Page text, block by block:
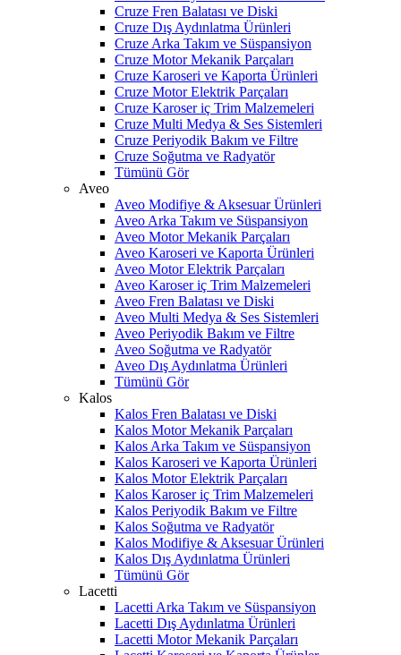
Cruze Fren Balatası ve Diski
Cruze Dış Aydınlatma Ürünleri
Cruze Arka Takım ve Süspansiyon
Cruze Motor Mekanik Parçaları
Cruze Karoseri ve Kaporta Ürünleri
Cruze Motor Elektrik Parçaları
Cruze Karoser iç Trim Malzemeleri
Cruze Multi Medya & Ses Sistemleri
Cruze Periyodik Bakım ve Filtre
Cruze Soğutma ve Radyatör
Tümünü Gör
Aveo
Aveo Modifiye & Aksesuar Ürünleri
Aveo Arka Takım ve Süspansiyon
Aveo Motor Mekanik Parçaları
Aveo Karoseri ve Kaporta Ürünleri
Aveo Motor Elektrik Parçaları
Aveo Karoser iç Trim Malzemeleri
Aveo Fren Balatası ve Diski
Aveo Multi Medya & Ses Sistemleri
Aveo Periyodik Bakım ve Filtre
Aveo Soğutma ve Radyatör
Aveo Dış Aydınlatma Ürünleri
Tümünü Gör
Kalos
Kalos Fren Balatası ve Diski
Kalos Motor Mekanik Parçaları
Kalos Arka Takım ve Süspansiyon
Kalos Karoseri ve Kaporta Ürünleri
Kalos Motor Elektrik Parçaları
Kalos Karoser iç Trim Malzemeleri
Kalos Periyodik Bakım ve Filtre
Kalos Soğutma ve Radyatör
Kalos Modifiye & Aksesuar Ürünleri
Kalos Dış Aydınlatma Ürünleri
Tümünü Gör
Lacetti
Lacetti Arka Takım ve Süspansiyon
Lacetti Dış Aydınlatma Ürünleri
Lacetti Motor Mekanik Parçaları